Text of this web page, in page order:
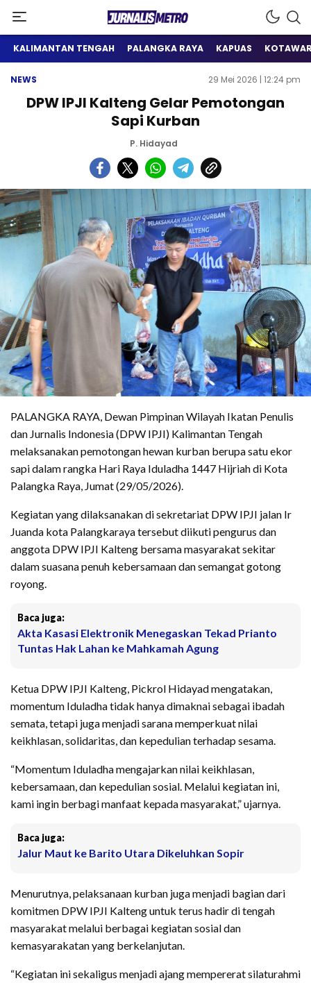
Jurnalis Metro
Satu Wadah Informasi
KALIMANTAN TENGAH PALANGKA RAYA KAPUAS
NEWS 29 Mei 2026 | 12:24 pm
DPW IPJI Kalteng Gelar Pemotongan
Sapi Kurban
P. Hidayad
PALANGKA RAYA, Dewan Pimpinan Wilayah Ikatan Penulis
dan Jurnalis Indonesia (DPW IPJI) Kalimantan Tengah
melaksanakan pemotongan hewan kurban berupa satu ekor
sapi dalam rangka Hari Raya Iduladha 1447 Hijriah di Kota
Palangka Raya, Jumat (29/05/2026).
Kegiatan yang dilaksanakan di sekretariat DPW IPJI jalan Ir
Juanda kota Palangkaraya tersebut diikuti pengurus dan
anggota DPW IPJI Kalteng bersama masyarakat sekitar
dalam suasana penuh kebersamaan dan semangat gotong
royong.
Baca juga:
Akta Kasasi Elektronik Menegaskan Tekad Prianto
Tuntas Hak Lahan ke Mahkamah Agung
Ketua DPW IPJI Kalteng, Pickrol Hidayad mengatakan,
momentum Iduladha tidak hanya dimaknai sebagai ibadah
semata, tetapi juga menjadi sarana memperkuat nilai
keikhlasan, solidaritas, dan kepedulian terhadap sesama.
“Momentum Iduladha mengajarkan nilai keikhlasan,
kebersamaan, dan kepedulian sosial. Melalui kegiatan ini,
kami ingin berbagi manfaat kepada masyarakat,” ujarnya.
Baca juga:
Jalur Maut ke Barito Utara Dikeluhkan Sopir
Menurutnya, pelaksanaan kurban juga menjadi bagian dari
komitmen DPW IPJI Kalteng untuk terus hadir di tengah
masyarakat melalui berbagai kegiatan sosial dan
kemasyarakatan yang berkelanjutan.
“Kegiatan ini sekaligus menjadi ajang mempererat silaturahmi